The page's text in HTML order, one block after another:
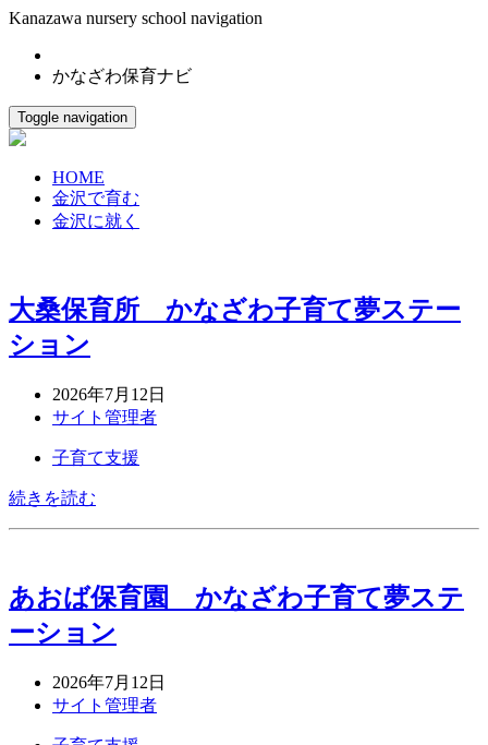
Kanazawa nursery school navigation
かなざわ保育ナビ
Toggle navigation
HOME
金沢で育む
金沢に就く
大桑保育所 かなざわ子育て夢ステー
ション
2026年7月12日
サイト管理者
子育て支援
続きを読む
あおば保育園 かなざわ子育て夢ステ
ーション
2026年7月12日
サイト管理者